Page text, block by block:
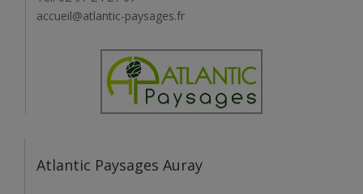
accueil@atlantic-paysages.fr
Atlantic Paysages Auray